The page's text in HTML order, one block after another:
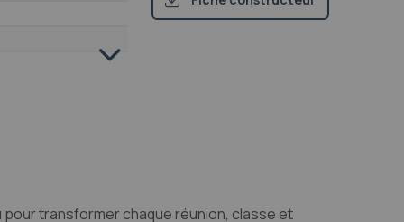
transformer chaque réunion, classe et